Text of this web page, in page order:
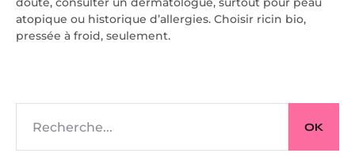
atopique ou historique d’allergies. Choisir ricin bio,
pressée à froid, seulement.
OK